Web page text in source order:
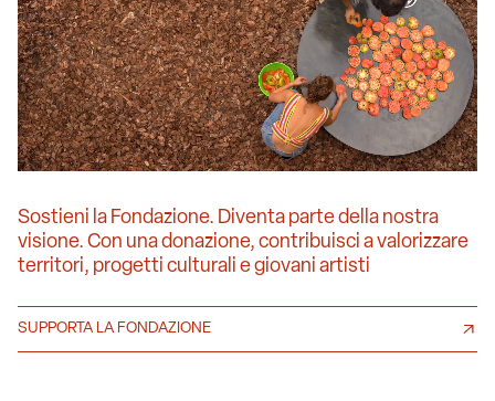
Sostieni la Fondazione. Diventa parte della nostra
visione. Con una donazione, contribuisci a valorizzare
territori, progetti culturali e giovani artisti
SUPPORTA LA FONDAZIONE